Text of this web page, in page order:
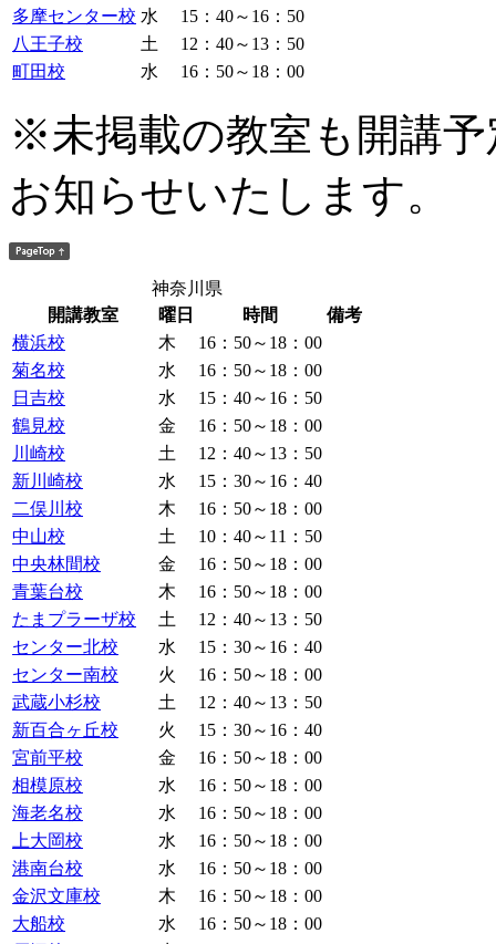
多摩センター校 水
15：40～16：50
八王子校
土
12：40～13：50
町田校
水 16：50～18：00
※未掲載の教室も開講
お知らせいたします。
神奈川県
開講教室
曜日 時間
備考
横浜校
木
16：50～18：00
菊名校
水
16：50～18：00
日吉校
水
15：40～16：50
鶴見校
金
16：50～18：00
川崎校
土
12：40～13：50
新川崎校
水
15：30～16：40
二俣川校
木
16：50～18：00
中山校
土
10：40～11：50
中央林間校
金
16：50～18：00
青葉台校
木
16：50～18：00
たまプラーザ校
土
12：40～13：50
センター北校
水
15：30～16：40
センター南校
火
16：50～18：00
武蔵小杉校
土
12：40～13：50
新百合ヶ丘校
火
15：30～16：40
宮前平校
金
16：50～18：00
相模原校
水
16：50～18：00
海老名校
水
16：50～18：00
上大岡校
水
16：50～18：00
港南台校
水
16：50～18：00
金沢文庫校
木
16：50～18：00
大船校
水
16：50～18：00